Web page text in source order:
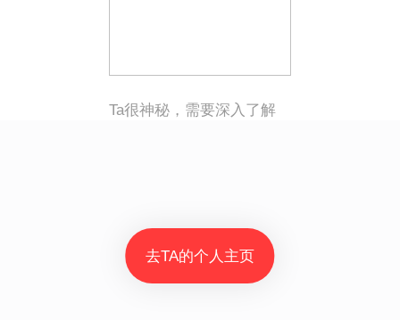
Ta很神秘，需要深入了解
去TA的个人主页